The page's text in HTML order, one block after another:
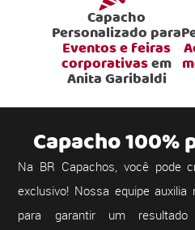
Capacho
Personalizado para
Eventos e feiras
corporativasem
Anita Garibaldi
Capacho
Na BR Capachos, você pode
exclusivo! Nossa equipe
para garantir um resultado